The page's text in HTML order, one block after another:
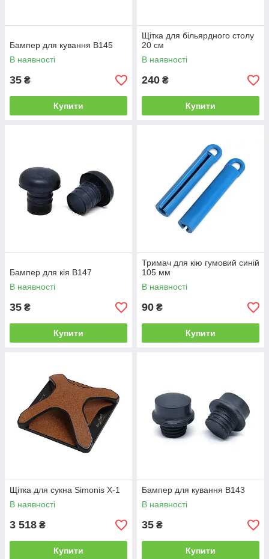
Бампер для кування B145
В наявності
35 ₴
Купити
Щітка для більярдного столу
20 см
В наявності
240 ₴
Купити
Бампер для кія B147
В наявності
35 ₴
Купити
Тримач для кію гумовий синій
105 мм
В наявності
90 ₴
Купити
Щітка для сукна Simonis Х-1
В наявності
3 518 ₴
Купити
Бампер для кування B143
В наявності
35 ₴
Купити